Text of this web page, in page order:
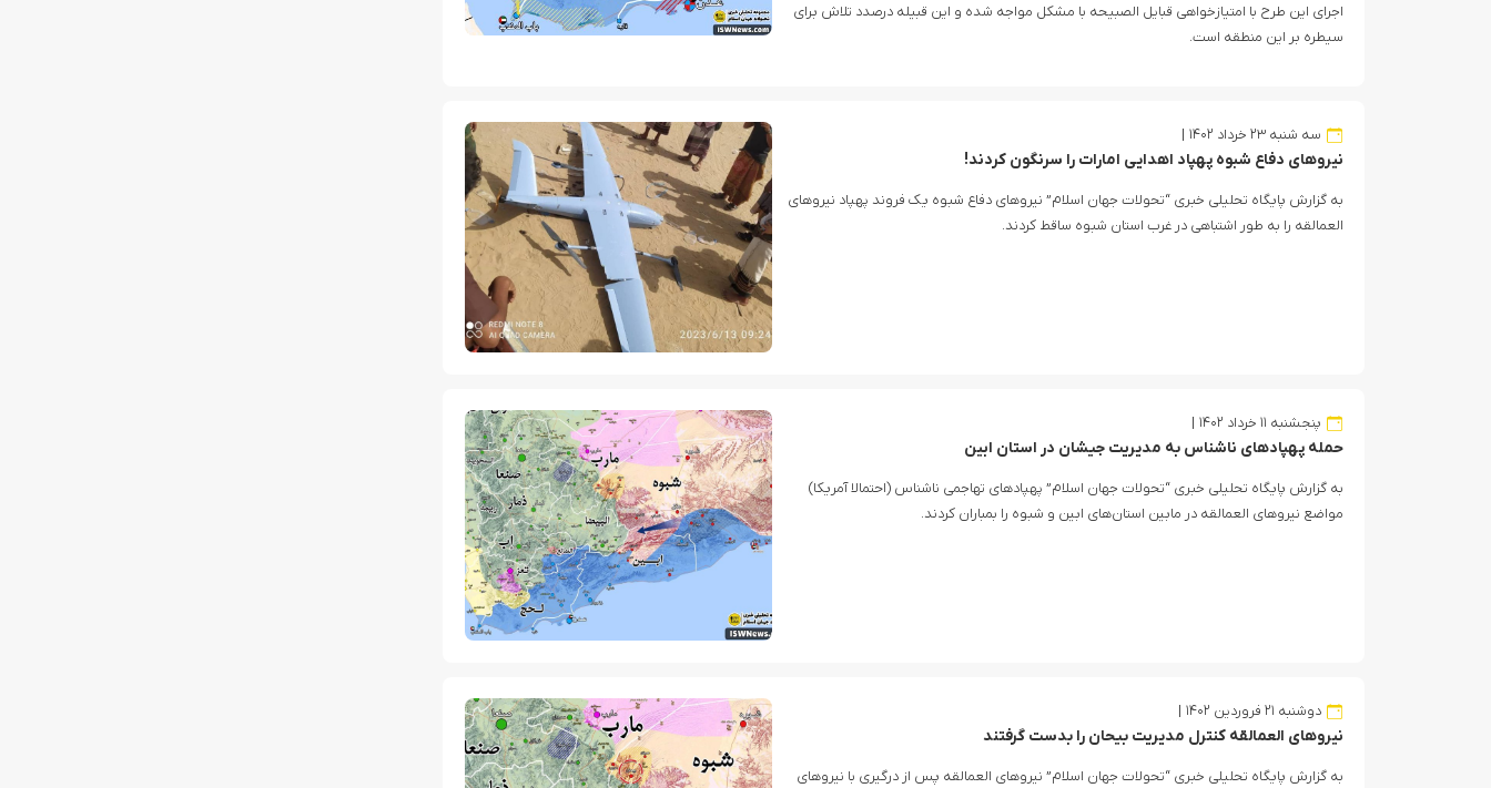
اجرای این طرح با امتیازخواهی قبایل الصبیحه با مشکل مواجه شده و این قبیله درصدد تلاش برای
سیطره بر این منطقه است.
سه شنبه ۲۳ خرداد ۱۴۰۲
نیروهای دفاع شبوه پهپاد اهدایی امارات را سرنگون کردند!
به گزارش پایگاه تحلیلی خبری “تحولات جهان اسلام” نیروهای دفاع شبوه یک فروند پهپاد نیروهای
العمالقه را به طور اشتباهی در غرب استان شبوه ساقط کردند.
پنجشنبه ۱۱ خرداد ۱۴۰۲
حمله پهپادهای ناشناس به مدیریت جیشان در استان ابین
به گزارش پایگاه تحلیلی خبری “تحولات جهان اسلام” پهپادهای تهاجمی ناشناس (احتمالا آمریکا)
مواضع نیروهای العمالقه در مابین استان‌های ابین و شبوه را بمباران کردند.
دوشنبه ۲۱ فروردین ۱۴۰۲
نیروهای العمالقه کنترل مدیریت بیحان را بدست گرفتند
به گزارش پایگاه تحلیلی خبری “تحولات جهان اسلام” نیروهای العمالقه پس از درگیری با نیروهای